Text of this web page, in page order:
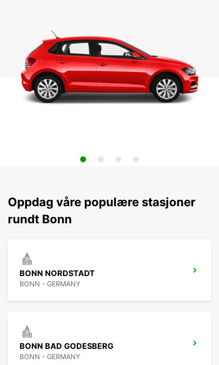
Oppdag våre populære stasjoner
rundt Bonn
BONN NORDSTADT
BONN - GERMANY
BONN BAD GODESBERG
BONN - GERMANY